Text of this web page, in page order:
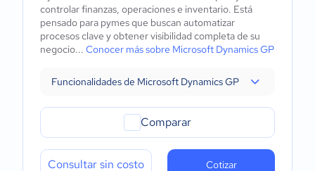
controlar finanzas, operaciones e inventario. Está
pensado para pymes que buscan automatizar
procesos clave y obtener visibilidad completa de su
negocio... Conocer más sobre Microsoft Dynamics GP
Funcionalidades de Microsoft Dynamics GP
Comparar
Consultar sin costo Cotizar